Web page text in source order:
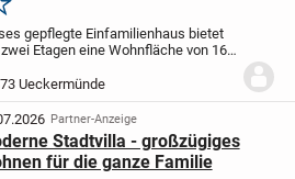
gepflegte Einfamilienhaus bietet
Etagen eine Wohnfläche von 160
verfügt über zwei Badezimmer,
eines mit Badewanne, sowie ein...
Ueckermünde
Partner-Anzeige
Stadtvilla - großzügiges
für die ganze Familie